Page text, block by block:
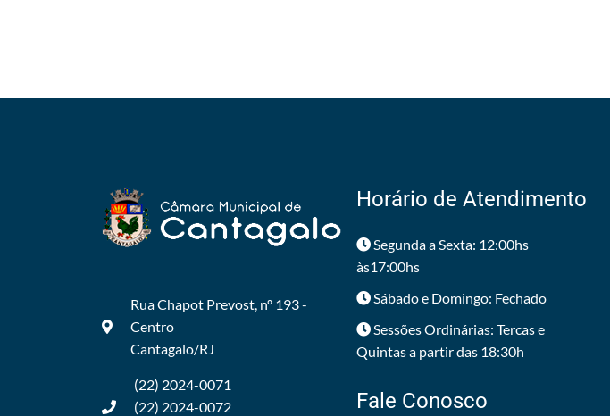
Rua Chapot Prevost, nº 193 -
Centro
Cantagalo/RJ
(22) 2024-0071
(22) 2024-0072
Horário de Atendimento
Segunda a Sexta: 12:00hs
às17:00hs
Sábado e Domingo: Fechado
Sessões Ordinárias: Tercas e
Quintas a partir das 18:30h
Fale Conosco